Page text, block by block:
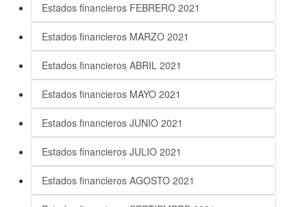
Estados financieros FEBRERO 2021
Estados financieros MARZO 2021
Estados financieros ABRIL 2021
Estados financieros MAYO 2021
Estados financieros JUNIO 2021
Estados financieros JULIO 2021
Estados financieros AGOSTO 2021